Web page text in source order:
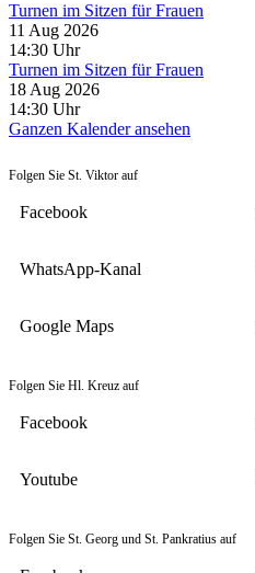
Turnen im Sitzen für Frauen
11 Aug 2026
14:30 Uhr
Turnen im Sitzen für Frauen
18 Aug 2026
14:30 Uhr
Ganzen Kalender ansehen
Folgen Sie St. Viktor auf
Facebook
WhatsApp-Kanal
Google Maps
Folgen Sie Hl. Kreuz auf
Facebook
Youtube
Folgen Sie St. Georg und St. Pankratius auf